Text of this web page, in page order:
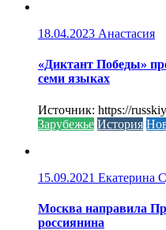
18.04.2023 Анастасия
«Диктант Победы»
семи языках
Источник: https://
Зарубежье История
15.09.2021 Екатерина
Москва направила
россиянина